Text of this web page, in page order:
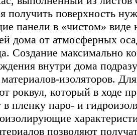
получить поверхность
панели в «чистом» виде
дома от атмосферных
Создание максимально
внутри дома
изоляторов.
роквул, который в ходе
пленку паро- и
позволяют